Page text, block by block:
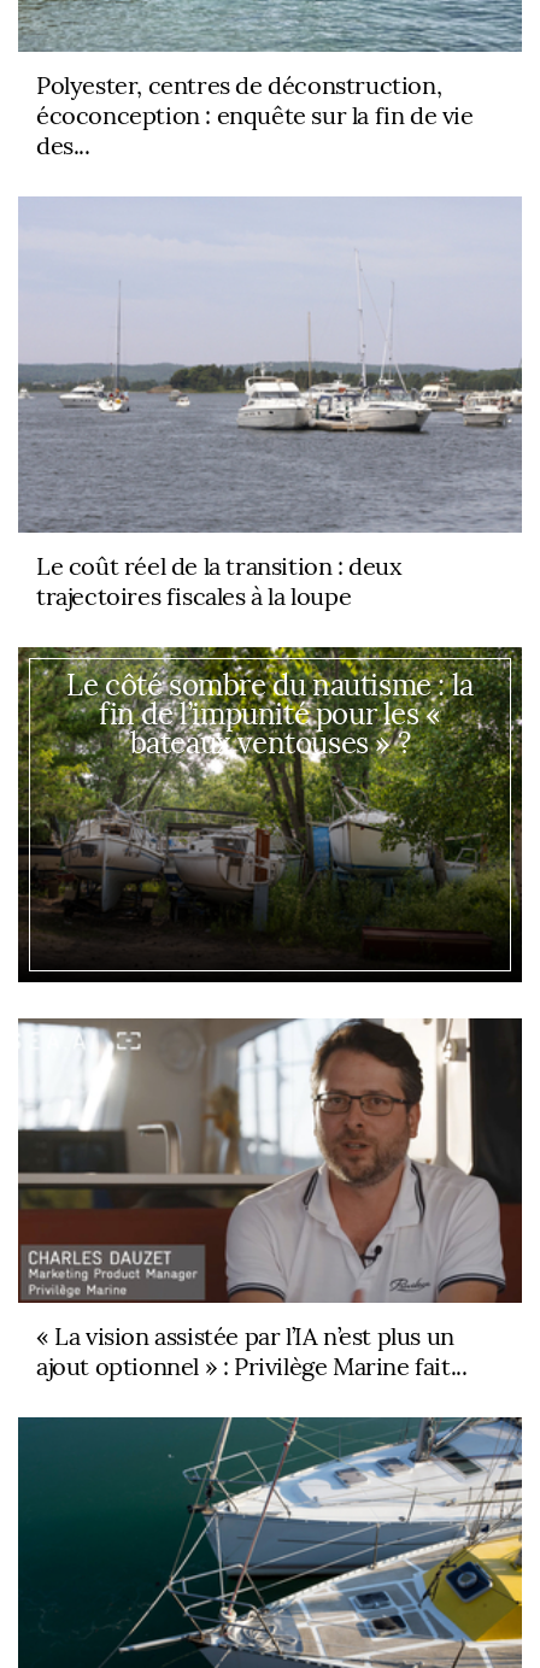
Polyester, centres de déconstruction,
écoconception : enquête sur la fin de vie
des...
Le coût réel de la transition : deux
trajectoires fiscales à la loupe
Le côté sombre du nautisme : la
fin de l’impunité pour les «
bateaux ventouses » ?
« La vision assistée par l’IA n’est plus un
ajout optionnel » : Privilège Marine fait...